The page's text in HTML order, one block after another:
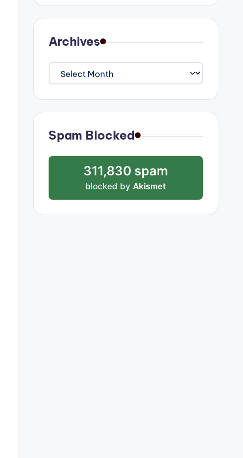
Archives
Archives
Spam Blocked
311,830 spam
blocked byAkismet